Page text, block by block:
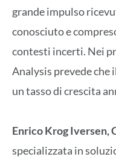
grande impulso
conosciuto e
contesti incerti. Nei
Analysis prevede che
un tasso di crescita
Enrico Krog Iversen,
specializzata in